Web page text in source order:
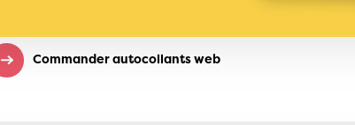
Commander autocollants web